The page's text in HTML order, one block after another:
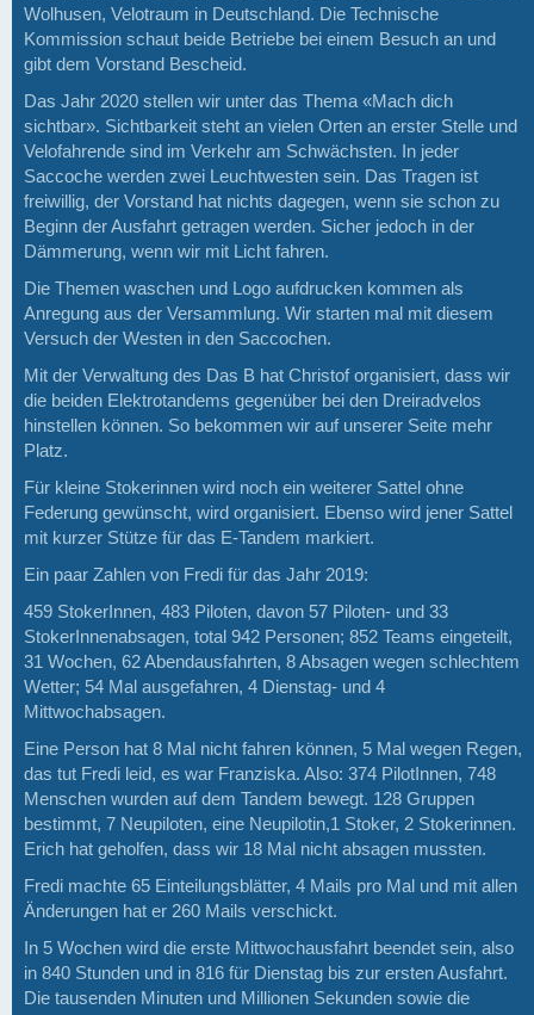
Wolhusen, Velotraum in Deutschland. Die Technische
Kommission schaut beide Betriebe bei einem Besuch an und
gibt dem Vorstand Bescheid.
Das Jahr 2020 stellen wir unter das Thema «Mach dich
sichtbar». Sichtbarkeit steht an vielen Orten an erster Stelle und
Velofahrende sind im Verkehr am Schwächsten. In jeder
Saccoche werden zwei Leuchtwesten sein. Das Tragen ist
freiwillig, der Vorstand hat nichts dagegen, wenn sie schon zu
Beginn der Ausfahrt getragen werden. Sicher jedoch in der
Dämmerung, wenn wir mit Licht fahren.
Die Themen waschen und Logo aufdrucken kommen als
Anregung aus der Versammlung. Wir starten mal mit diesem
Versuch der Westen in den Saccochen.
Mit der Verwaltung des Das B hat Christof organisiert, dass wir
die beiden Elektrotandems gegenüber bei den Dreiradvelos
hinstellen können. So bekommen wir auf unserer Seite mehr
Platz.
Für kleine Stokerinnen wird noch ein weiterer Sattel ohne
Federung gewünscht, wird organisiert. Ebenso wird jener Sattel
mit kurzer Stütze für das E-Tandem markiert.
Ein paar Zahlen von Fredi für das Jahr 2019:
459 StokerInnen, 483 Piloten, davon 57 Piloten- und 33
StokerInnenabsagen, total 942 Personen; 852 Teams eingeteilt,
31 Wochen, 62 Abendausfahrten, 8 Absagen wegen schlechtem
Wetter; 54 Mal ausgefahren, 4 Dienstag- und 4
Mittwochabsagen.
Eine Person hat 8 Mal nicht fahren können, 5 Mal wegen Regen,
das tut Fredi leid, es war Franziska. Also: 374 PilotInnen, 748
Menschen wurden auf dem Tandem bewegt. 128 Gruppen
bestimmt, 7 Neupiloten, eine Neupilotin,1 Stoker, 2 Stokerinnen.
Erich hat geholfen, dass wir 18 Mal nicht absagen mussten.
Fredi machte 65 Einteilungsblätter, 4 Mails pro Mal und mit allen
Änderungen hat er 260 Mails verschickt.
In 5 Wochen wird die erste Mittwochausfahrt beendet sein, also
in 840 Stunden und in 816 für Dienstag bis zur ersten Ausfahrt.
Die tausenden Minuten und Millionen Sekunden sowie die